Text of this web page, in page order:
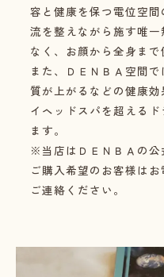
容と健康を保つ電位空
流を整えながら施す唯
なく、お顔から全身まで
また、ＤＥＮＢＡ空間で
質が上がるなどの健康効
イヘッドスパを超える
ます。
※当店はＤＥＮＢＡの公
ご購入希望のお客様は
ご連絡ください。